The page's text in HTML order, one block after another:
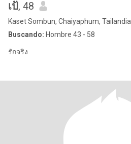
เป้, 48
Kaset Sombun, Chaiyaphum, Tailandia
Buscando: Hombre 43 - 58
รักจริง